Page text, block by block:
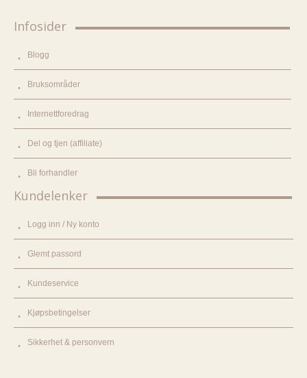
Infosider
Blogg
Bruksområder
Internettforedrag
Del og tjen (affiliate)
Bli forhandler
Kundelenker
Logg inn / Ny konto
Glemt passord
Kundeservice
Kjøpsbetingelser
Sikkerhet & personvern